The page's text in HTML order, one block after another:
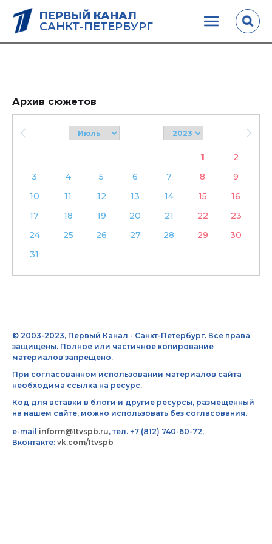
ПЕРВЫЙ КАНАЛ
САНКТ-ПЕТЕРБУРГ
Архив сюжетов
1
2
3
4 5 6 7 8
9
10
11 12 13 14 15
16
17
18 19 20 21 22
23
24
25 26 27 28 29
30
31
© 2003-2023, Первый Канал - Санкт-Петербург. Все права
защищены. Полное или частичное копирование
материалов запрещено.
При согласованном использовании материалов сайта
необходима ссылка на ресурс.
Код для вставки в блоги и другие ресурсы, размещенный
на нашем сайте, можно использовать без согласования.
e-mail inform@1tvspb.ru, тел. +7 (812) 740-60-72,
Вконтакте: vk.com/1tvspb